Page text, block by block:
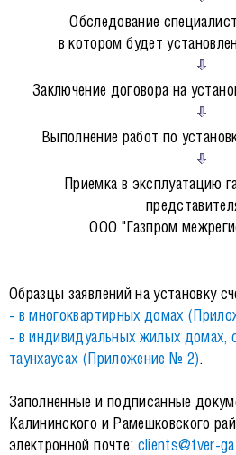
Обследование
в котором будет
Заключение договора на
Выполнение работ по
Приемка в эксплуатацию
ООО "Газпром
Образцы заявлений на установку
- в многоквартирных домах
- в индивидуальных жилых домах,
таунхаусах (Приложение № 2).
Заполненные и подписанные
Калининского и Рамешковского
электронной почте: clients@tver-